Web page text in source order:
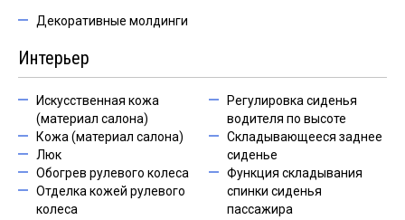
Декоративные молдинги
Интерьер
Искусственная кожа
(материал салона)
Кожа (материал салона)
Люк
Обогрев рулевого колеса
Отделка кожей рулевого
колеса
Регулировка сиденья
водителя по высоте
Складывающееся заднее
сиденье
Функция складывания
спинки сиденья
пассажира